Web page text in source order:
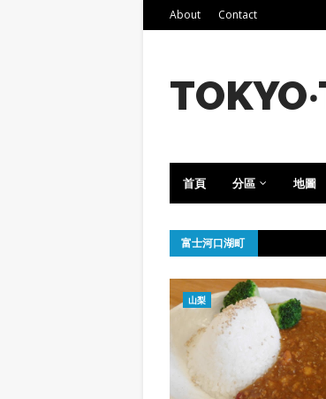
About Contact
首頁 分區 地圖
富士河口湖町
山梨